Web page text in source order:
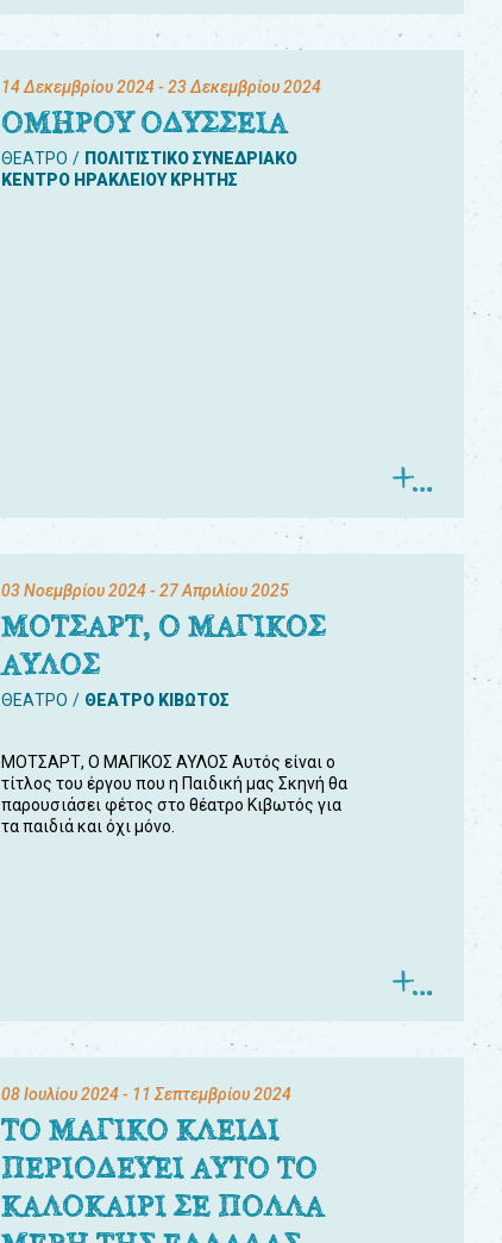
14 Δεκεμβρίου 2024- 23 Δεκεμβρίου 2024
ΟΜΗΡΟΥ ΟΔΥΣΣΕΙΑ
ΘΕΑΤΡΟ
ΠΟΛΙΤΙΣΤΙΚΟ ΣΥΝΕΔΡΙΑΚΟ
ΚΕΝΤΡΟ ΗΡΑΚΛΕΙΟΥ ΚΡΗΤΗΣ
03 Νοεμβρίου 2024- 27 Απριλίου 2025
ΜΟΤΣΑΡΤ, Ο ΜΑΓΙΚΟΣ
ΑΥΛΟΣ
ΘΕΑΤΡΟ ΘΕΑΤΡΟ ΚΙΒΩΤΟΣ
ΜΟΤΣΑΡΤ, Ο ΜΑΓΙΚΟΣ ΑΥΛΟΣ Αυτός είναι ο
τίτλος του έργου που η Παιδική μας Σκηνή θα
παρουσιάσει φέτος στο θέατρο Κιβωτός για
τα παιδιά και όχι μόνο.
08 Ιουλίου 2024- 11 Σεπτεμβρίου 2024
ΤΟ ΜΑΓΙΚΟ ΚΛΕΙΔΙ
ΠΕΡΙΟΔΕΥΕΙ ΑΥΤΟ ΤΟ
ΚΑΛΟΚΑΙΡΙ ΣΕ ΠΟΛΛΑ